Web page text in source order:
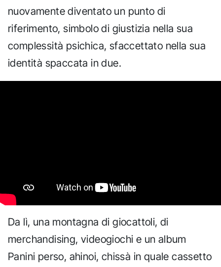
nuovamente diventato un punto di
riferimento, simbolo di giustizia nella sua
complessità psichica, sfaccettato nella sua
identità spaccata in due.
Da lì, una montagna di giocattoli, di
merchandising, videogiochi e un album
Panini perso, ahinoi, chissà in quale cassetto